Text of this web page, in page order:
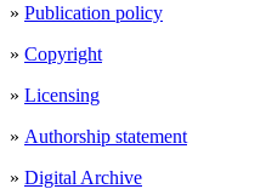
» Publication policy
» Copyright
» Licensing
» Authorship statement
» Digital Archive